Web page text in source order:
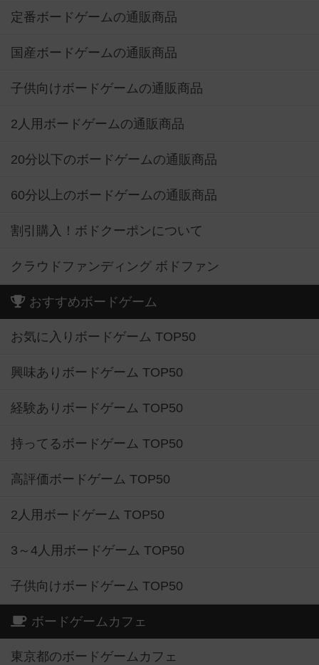
定番ボードゲームの通販商品
国産ボードゲームの通販商品
子供向けボードゲームの通販商品
2人用ボードゲームの通販商品
20分以下のボードゲームの通販商品
60分以上のボードゲームの通販商品
割引購入！ボドクーポンについて
クラウドファンディング ボドファン
おすすめボードゲーム
お気に入りボードゲーム TOP50
興味ありボードゲーム TOP50
経験ありボードゲーム TOP50
持ってるボードゲーム TOP50
高評価ボードゲーム TOP50
2人用ボードゲーム TOP50
3～4人用ボードゲーム TOP50
子供向けボードゲーム TOP50
ボードゲームカフェ
東京都のボードゲームカフェ